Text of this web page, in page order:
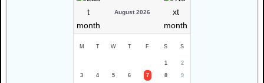
August 2026
M T W T F S S
1 2
3 4 5 6 7 8 9